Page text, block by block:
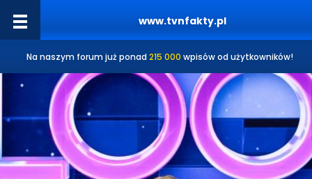
www.tvnfakty.pl
Na naszym forum już ponad 215 000 wpisów od użytkowników!